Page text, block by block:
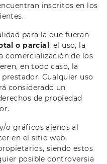
inscritos en los
para la que fueran
o parcial, el uso, la
comercialización de los
en todo caso, la
Cualquier uso
considerado un
de propiedad
o gráficos ajenos al
en el sitio web,
siendo estos
posible controversia